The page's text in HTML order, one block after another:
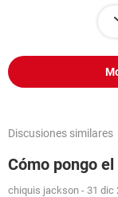
Discusiones similares
Cómo pongo
chiquis jackson - 31 dic